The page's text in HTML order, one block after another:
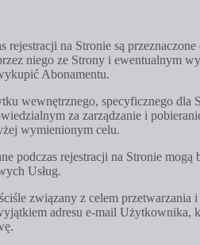
rejestracji na Stronie są
niego ze Strony i ewentualnym
Abonamentu.
wewnętrznego, specyficznego
za zarządzanie i
wymienionym celu.
podczas rejestracji na Stronie
Usług.
związany z celem
adresu e-mail